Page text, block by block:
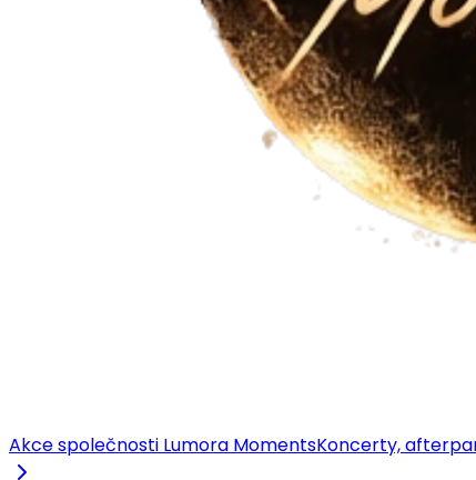
Akce společnosti Lumora MomentsKoncerty,